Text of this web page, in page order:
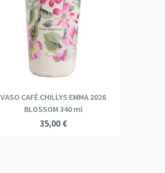
VASO CAFÉ CHILLYS EMMA 2026
BLOSSOM 340 ml
35,00 €